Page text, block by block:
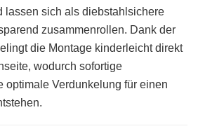
lassen sich als diebstahlsichere
zusammenrollen. Dank der
die Montage kinderleicht direkt
wodurch sofortige
optimale Verdunkelung für einen